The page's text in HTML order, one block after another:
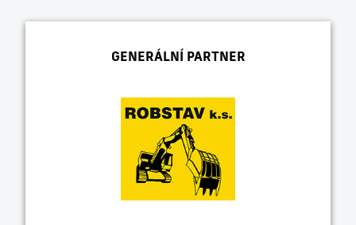
GENERÁLNÍ PARTNER